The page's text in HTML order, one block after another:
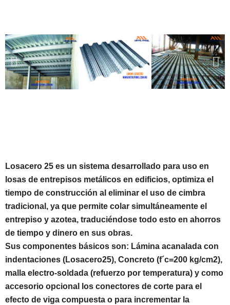
Losacero 25 es un sistema desarrollado para uso en
losas de entrepisos metálicos en edificios, optimiza el
tiempo de construcción al eliminar el uso de cimbra
tradicional, ya que permite colar simultáneamente el
entrepiso y azotea, traduciéndose todo esto en ahorros
de tiempo y dinero en sus obras.
Sus componentes básicos son: Lámina acanalada con
indentaciones (Losacero25), Concreto (f´c=200 kg/cm2),
malla electro-soldada (refuerzo por temperatura) y como
accesorio opcional los conectores de corte para el
efecto de viga compuesta o para incrementar la